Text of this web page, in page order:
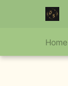
Home